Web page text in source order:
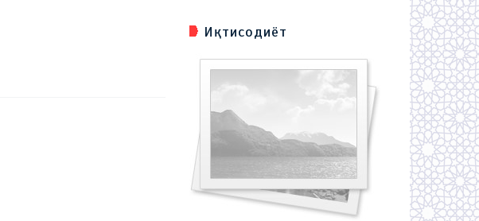
Иқтисодиёт